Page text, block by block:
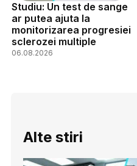
Studiu: Un test de sange
ar putea ajuta la
monitorizarea progresiei
sclerozei multiple
06.08.2026
Alte stiri